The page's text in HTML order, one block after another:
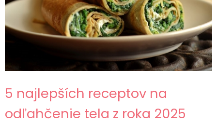
5 najlepších receptov na
odľahčenie tela z roka 2025